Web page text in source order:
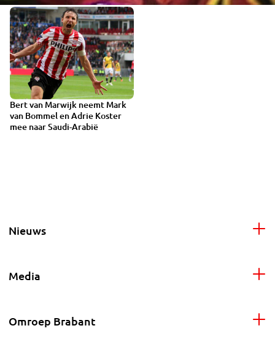
Bert van Marwijk neemt Mark
van Bommel en Adrie Koster
mee naar Saudi-Arabië
Nieuws
Media
Omroep Brabant